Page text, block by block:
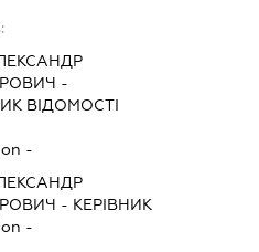
-
ВІДОМОСТІ
-
- КЕРІВНИК
-